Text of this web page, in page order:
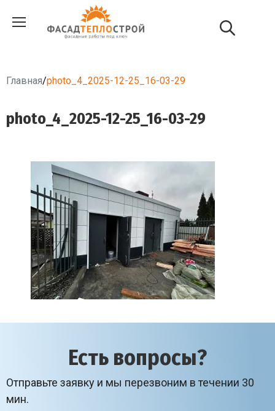
Главная/photo_4_2025-12-25_16-03-29
photo_4_2025-12-25_16-03-29
Есть вопросы?
Отправьте заявку и мы перезвоним в течении 30
мин.